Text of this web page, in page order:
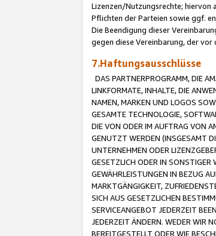
Lizenzen/Nutzungsrechte; hiervon
Pflichten der Parteien sowie ggf.
Die Beendigung dieser
gegen diese Vereinbarung, der
7.Haftungsausschlüsse
DAS PARTNERPROGRAMM, DIE
LINKFORMATE, INHALTE, DIE
NAMEN, MARKEN UND LOGOS
GESAMTE TECHNOLOGIE,
DIE VON ODER IM AUFTRAG VON
GENUTZT WERDEN (INSGESAMT
UNTERNEHMEN ODER
GESETZLICH ODER IN SONSTIGER
GEWÄHRLEISTUNGEN IN BEZUG
MARKTGÄNGIGKEIT,
SICH AUS GESETZLICHEN
SERVICEANGEBOT JEDERZEIT
JEDERZEIT ÄNDERN. WEDER WIR
BEREITGESTELLT ODER WIE